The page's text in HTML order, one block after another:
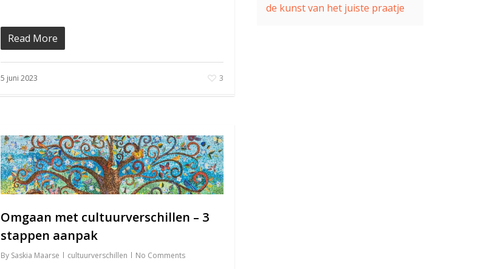
Read More
5 juni 2023 3
Omgaan met cultuurverschillen – 3
stappen aanpak
By Saskia Maarse cultuurverschillen No Comments
de kunst van het juiste praatje